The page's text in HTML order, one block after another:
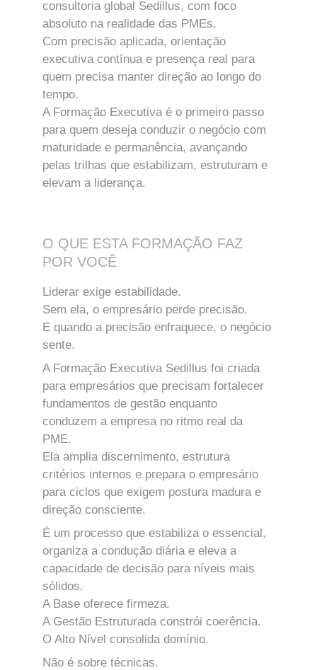
consultoria global Sedillus, com foco
absoluto na realidade das PMEs.
Com precisão aplicada, orientação
executiva contínua e presença real para
quem precisa manter direção ao longo do
tempo.
A Formação Executiva é o primeiro passo
para quem deseja conduzir o negócio com
maturidade e permanência, avançando
pelas trilhas que estabilizam, estruturam e
elevam a liderança.
O QUE ESTA FORMAÇÃO FAZ
POR VOCÊ
Liderar exige estabilidade.
Sem ela, o empresário perde precisão.
E quando a precisão enfraquece, o negócio
sente.
A Formação Executiva Sedillus foi criada
para empresários que precisam fortalecer
fundamentos de gestão enquanto
conduzem a empresa no ritmo real da
PME.
Ela amplia discernimento, estrutura
critérios internos e prepara o empresário
para ciclos que exigem postura madura e
direção consciente.
É um processo que estabiliza o essencial,
organiza a condução diária e eleva a
capacidade de decisão para níveis mais
sólidos.
A Base oferece firmeza.
A Gestão Estruturada constrói coerência.
O Alto Nível consolida domínio.
Não é sobre técnicas.